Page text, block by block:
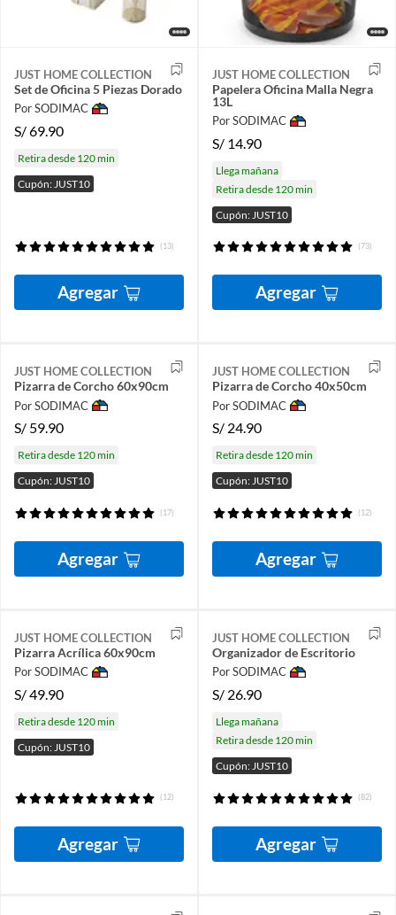
JUST HOME COLLECTION
Set de Oficina 5 Piezas Dorado
Por SODIMAC
S/69.90
Retira desde 120 min
Cupón: JUST10
(13)
Agregar
JUST HOME COLLECTION
Papelera Oficina Malla Negra
13L
Por SODIMAC
S/ 14.90
Llega mañana
Retira desde 120 min
Cupón: JUST10
(73)
Agregar
JUST HOME COLLECTION
Pizarra de Corcho 60x90cm
Por SODIMAC
S/ 59.90
Retira desde 120 min
Cupón: JUST10
(17)
Agregar
JUST HOME COLLECTION
Pizarra de Corcho 40x50cm
Por SODIMAC
S/ 24.90
Retira desde 120 min
Cupón: JUST10
(12)
Agregar
JUST HOME COLLECTION
Pizarra Acrílica 60x90cm
Por SODIMAC
S/49.90
Retira desde 120 min
Cupón: JUST10
(12)
Agregar
JUST HOME COLLECTION
Organizador de Escritorio
Por SODIMAC
S/ 26.90
Llega mañana
Retira desde 120 min
Cupón: JUST10
(82)
Agregar